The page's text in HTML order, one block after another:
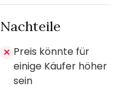
Nachteile
✕ Preis könnte für
einige Käufer höher
sein